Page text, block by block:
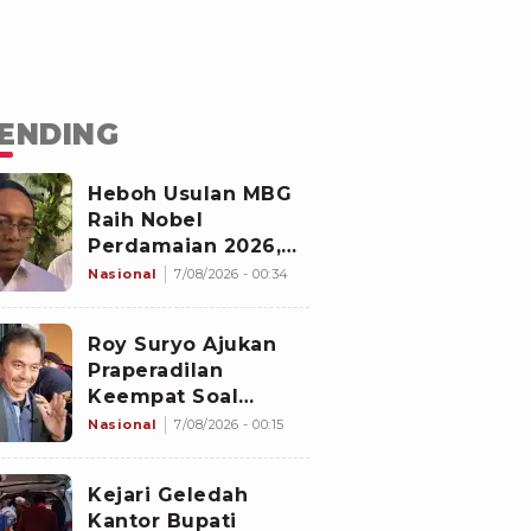
Heboh Usulan MBG
Raih Nobel
Perdamaian 2026,
Istana Akhirnya
Nasional 7/08/2026 - 00:34
Roy Suryo Ajukan
Praperadilan
Keempat Soal
Status Cekal
Nasional 7/08/2026 - 00:15
Kejari Geledah
Kantor Bupati